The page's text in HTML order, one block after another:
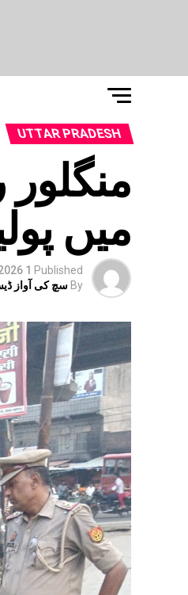
UTTAR PRADESH
میں
Published
1 month ago
By سچ کی آواز